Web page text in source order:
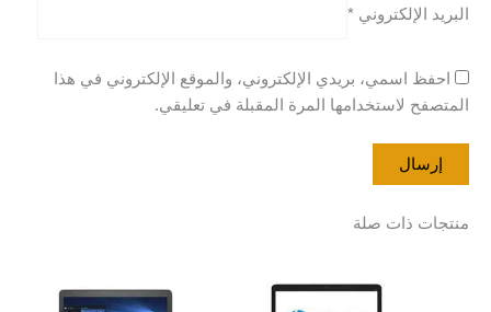
البريد الإلكتروني *
احفظ اسمي، بريدي الإلكتروني، والموقع الإلكتروني في هذا
المتصفح لاستخدامها المرة المقبلة في تعليقي.
منتجات ذات صلة